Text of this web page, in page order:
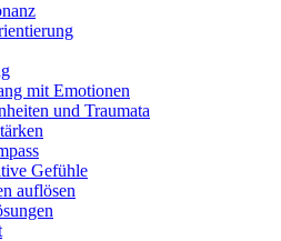
mit Emotionen
und Traumata
Gefühle
auflösen